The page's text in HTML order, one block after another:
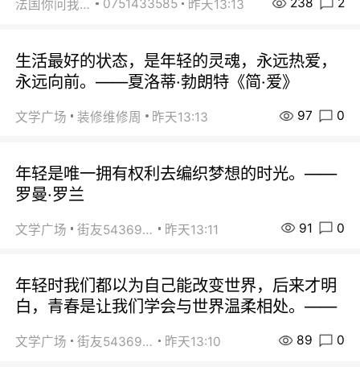
法国你问我答 0751433585 昨天13:13 238 2
生活最好的状态，是年轻的灵魂，永远热爱，
永远向前。——夏洛蒂·勃朗特《简·爱》
文学广场 装修维修周 昨天13:13 97 0
年轻是唯一拥有权利去编织梦想的时光。——
罗曼·罗兰
文学广场 街友54369822 昨天13:11 91 0
年轻时我们都以为自己能改变世界，后来才明
白，青春是让我们学会与世界温柔相处。——
文学广场 街友54369822 昨天13:10 89 0